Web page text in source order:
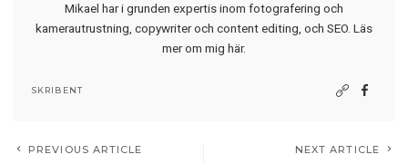
Mikael har i grunden expertis inom fotografering och
kamerautrustning, copywriter och content editing, och SEO. Läs
mer om mig här.
SKRIBENT
PREVIOUS ARTICLE NEXT ARTICLE